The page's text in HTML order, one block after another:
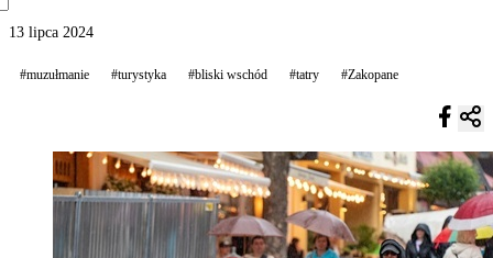
13 lipca 2024
#muzułmanie #turystyka #bliski wschód #tatry #Zakopane